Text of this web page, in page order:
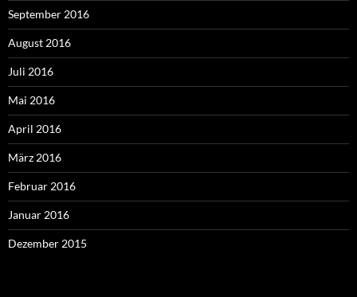
September 2016
August 2016
Juli 2016
Mai 2016
April 2016
März 2016
Februar 2016
Januar 2016
Dezember 2015